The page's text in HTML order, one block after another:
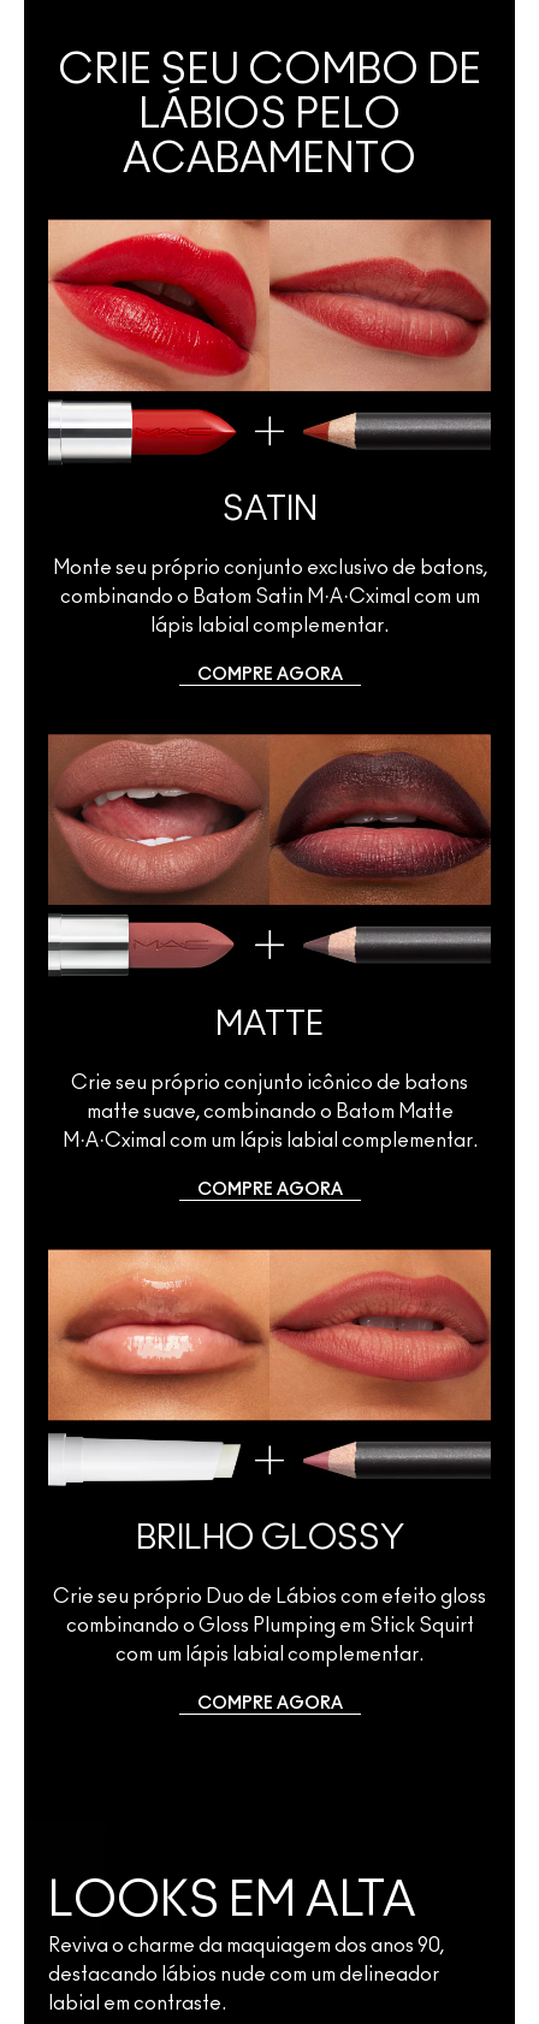
CRIE SEU COMBO DE
LÁBIOS PELO
ACABAMENTO
SATIN
Monte seu próprio conjunto exclusivo de batons,
combinando o Batom Satin M·A·Cximal com um
lápis labial complementar.
COMPRE AGORA
MATTE
Crie seu próprio conjunto icônico de batons
matte suave, combinando o Batom Matte
M·A·Cximal com um lápis labial complementar.
COMPRE AGORA
BRILHO GLOSSY
Crie seu próprio Duo de Lábios com efeito gloss
combinando o Gloss Plumping em Stick Squirt
com um lápis labial complementar.
COMPRE AGORA
LOOKS EM ALTA
Reviva o charme da maquiagem dos anos 90,
destacando lábios nude com um delineador
labial em contraste.